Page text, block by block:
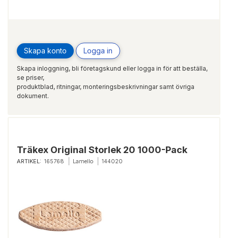
Skapa konto Logga in
Skapa inloggning, bli företagskund eller logga in för att beställa,
se priser,
produktblad, ritningar, monteringsbeskrivningar samt övriga
dokument.
Träkex Original Storlek 20 1000-Pack
ARTIKEL: 165768 Lamello 144020